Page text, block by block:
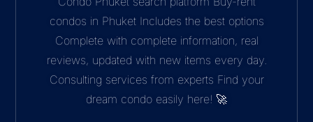
condos in Phuket Includes the best options
Complete with complete information, real
reviews, updated with new items every day.
Consulting services from experts Find your
dream condo easily here! 🚀